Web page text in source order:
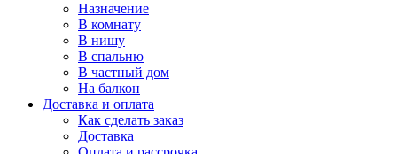
Назначение
В комнату
В нишу
В спальню
В частный дом
На балкон
Доставка и оплата
Как сделать заказ
Доставка